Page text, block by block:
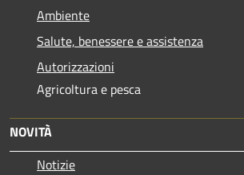
Ambiente
Salute, benessere e assistenza
Autorizzazioni
Agricoltura e pesca
NOVITÀ
Notizie